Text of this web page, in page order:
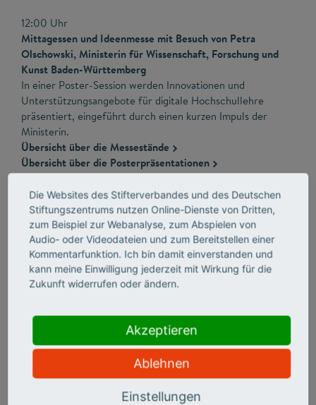
12:00 Uhr
Mittagessen und Ideenmesse mit Besuch von Petra
Olschowski, Ministerin für Wissenschaft, Forschung und
Kunst Baden-Württemberg
In einer Poster-Session werden Innovationen und
Unterstützungsangebote für digitale Hochschullehre
präsentiert, eingeführt durch einen kurzen Impuls der
Ministerin.
Übersicht über die Messestände
Übersicht über die Posterpräsentationen
13:30 Uhr
Parallel Workshops und Lightning Talks
Sessions 8-14
Digi-Fellows sowie Akteurinnen und Akteure von HND-BW
und HAW BW e.V. stellen weitere Beispiele guter Praxis
vor.
Übersicht über die Lightning Talks
14:45 Uhr
Die Websites des Stifterverbandes und des Deutschen
Stiftungszentrums nutzen Online-Dienste von Dritten,
zum Beispiel zur Webanalyse, zum Abspielen von
Audio- oder Videodateien und zum Bereitstellen einer
Kommentarfunktion. Ich bin damit einverstanden und
kann meine Einwilligung jederzeit mit Wirkung für die
Zukunft widerrufen oder ändern.
Akzeptieren
Ablehnen
Einstellungen